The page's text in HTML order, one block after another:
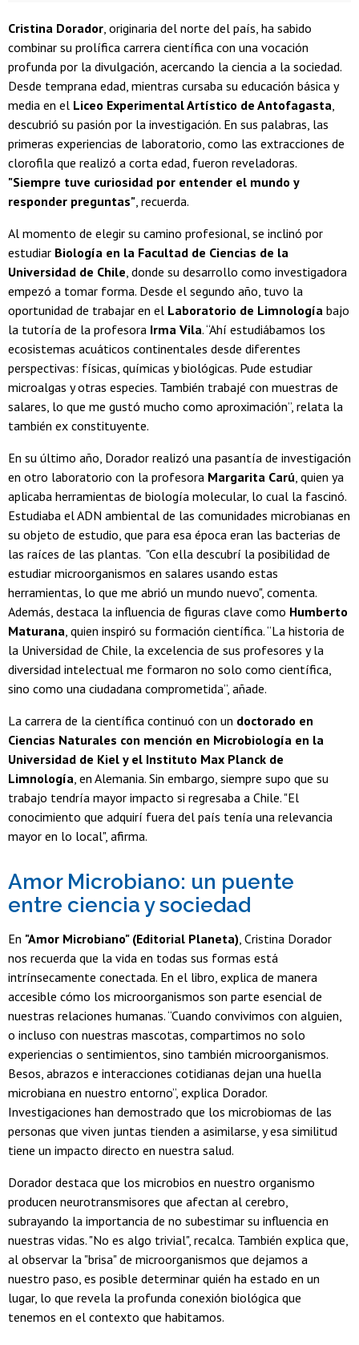
Cristina Dorador, originaria del norte del país, ha sabido
combinar su prolífica carrera científica con una vocación
profunda por la divulgación, acercando la ciencia a la sociedad.
Desde temprana edad, mientras cursaba su educación básica y
media en el Liceo Experimental Artístico de Antofagasta,
descubrió su pasión por la investigación. En sus palabras, las
primeras experiencias de laboratorio, como las extracciones de
clorofila que realizó a corta edad, fueron reveladoras.
"Siempre tuve curiosidad por entender el mundo y
responder preguntas", recuerda.
Al momento de elegir su camino profesional, se inclinó por
estudiar Biología en la Facultad de Ciencias de la
Universidad de Chile, donde su desarrollo como investigadora
empezó a tomar forma. Desde el segundo año, tuvo la
oportunidad de trabajar en el Laboratorio de Limnología bajo
la tutoría de la profesora Irma Vila. “Ahí estudiábamos los
ecosistemas acuáticos continentales desde diferentes
perspectivas: físicas, químicas y biológicas. Pude estudiar
microalgas y otras especies. También trabajé con muestras de
salares, lo que me gustó mucho como aproximación”, relata la
también ex constituyente.
En su último año, Dorador realizó una pasantía de investigación
en otro laboratorio con la profesora Margarita Carú, quien ya
aplicaba herramientas de biología molecular, lo cual la fascinó.
Estudiaba el ADN ambiental de las comunidades microbianas en
su objeto de estudio, que para esa época eran las bacterias de
las raíces de las plantas. "Con ella descubrí la posibilidad de
estudiar microorganismos en salares usando estas
herramientas, lo que me abrió un mundo nuevo", comenta.
Además, destaca la influencia de figuras clave como Humberto
Maturana, quien inspiró su formación científica. “La historia de
la Universidad de Chile, la excelencia de sus profesores y la
diversidad intelectual me formaron no solo como científica,
sino como una ciudadana comprometida”, añade.
La carrera de la científica continuó con un doctorado en
Ciencias Naturales con mención en Microbiología en la
Universidad de Kiel y el Instituto Max Planck de
Limnología, en Alemania. Sin embargo, siempre supo que su
trabajo tendría mayor impacto si regresaba a Chile. "El
conocimiento que adquirí fuera del país tenía una relevancia
mayor en lo local", afirma.
Amor Microbiano: un puente
entre ciencia y sociedad
En "Amor Microbiano" (Editorial Planeta), Cristina Dorador
nos recuerda que la vida en todas sus formas está
intrínsecamente conectada. En el libro, explica de manera
accesible cómo los microorganismos son parte esencial de
nuestras relaciones humanas. “Cuando convivimos con alguien,
o incluso con nuestras mascotas, compartimos no solo
experiencias o sentimientos, sino también microorganismos.
Besos, abrazos e interacciones cotidianas dejan una huella
microbiana en nuestro entorno”, explica Dorador.
Investigaciones han demostrado que los microbiomas de las
personas que viven juntas tienden a asimilarse, y esa similitud
tiene un impacto directo en nuestra salud.
Dorador destaca que los microbios en nuestro organismo
producen neurotransmisores que afectan al cerebro,
subrayando la importancia de no subestimar su influencia en
nuestras vidas. "No es algo trivial", recalca. También explica que,
al observar la "brisa" de microorganismos que dejamos a
nuestro paso, es posible determinar quién ha estado en un
lugar, lo que revela la profunda conexión biológica que
tenemos en el contexto que habitamos.